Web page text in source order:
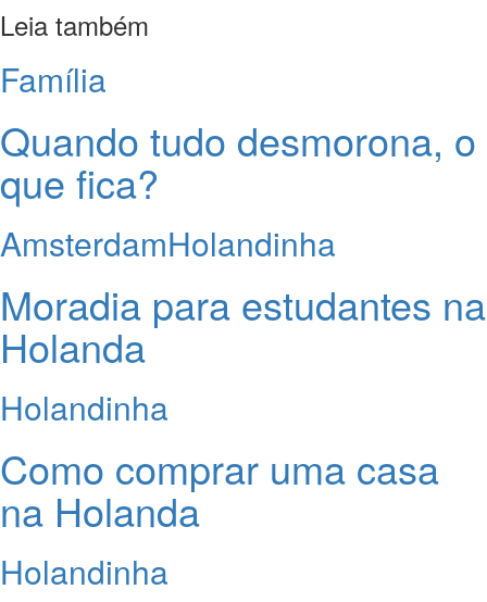
Leia também
Família
Quando tudo desmorona, o
que fica?
AmsterdamHolandinha
Moradia para estudantes na
Holanda
Holandinha
Como comprar uma casa
na Holanda
Holandinha